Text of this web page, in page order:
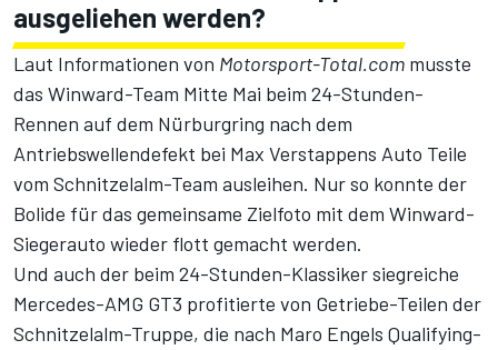
ausgeliehen werden?
Laut Informationen von Motorsport-Total.com musste
das Winward-Team Mitte Mai beim 24-Stunden-
Rennen auf dem Nürburgring nach dem
Antriebswellendefekt bei Max Verstappens Auto Teile
vom Schnitzelalm-Team ausleihen. Nur so konnte der
Bolide für das gemeinsame Zielfoto mit dem Winward-
Siegerauto wieder flott gemacht werden.
Und auch der beim 24-Stunden-Klassiker siegreiche
Mercedes-AMG GT3 profitierte von Getriebe-Teilen der
Schnitzelalm-Truppe, die nach Maro Engels Qualifying-